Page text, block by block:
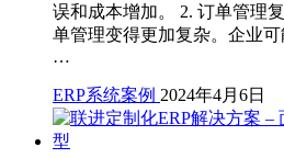
误和成本增加。 2. 订单管理
单管理变得更加复杂。企业可
…
ERP系统案例 2024年4月6日